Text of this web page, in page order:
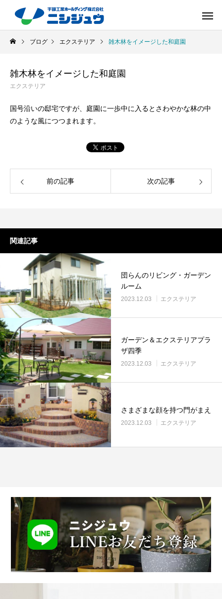
ブログ エクステリア 雑木林をイメージした和庭園
雑木林をイメージした和庭園
エクステリア
国号沿いの邸宅ですが、庭園に一歩中に入るとさわやかな林の中
のような風につつまれます。
前の記事 次の記事
関連記事
団らんのリビング・ガーデン
ルーム
2023.12.03 エクステリア
ガーデン＆エクステリアプラ
ザ四季
2023.12.03 エクステリア
さまざまな顔を持つ門がまえ
2023.12.03 エクステリア